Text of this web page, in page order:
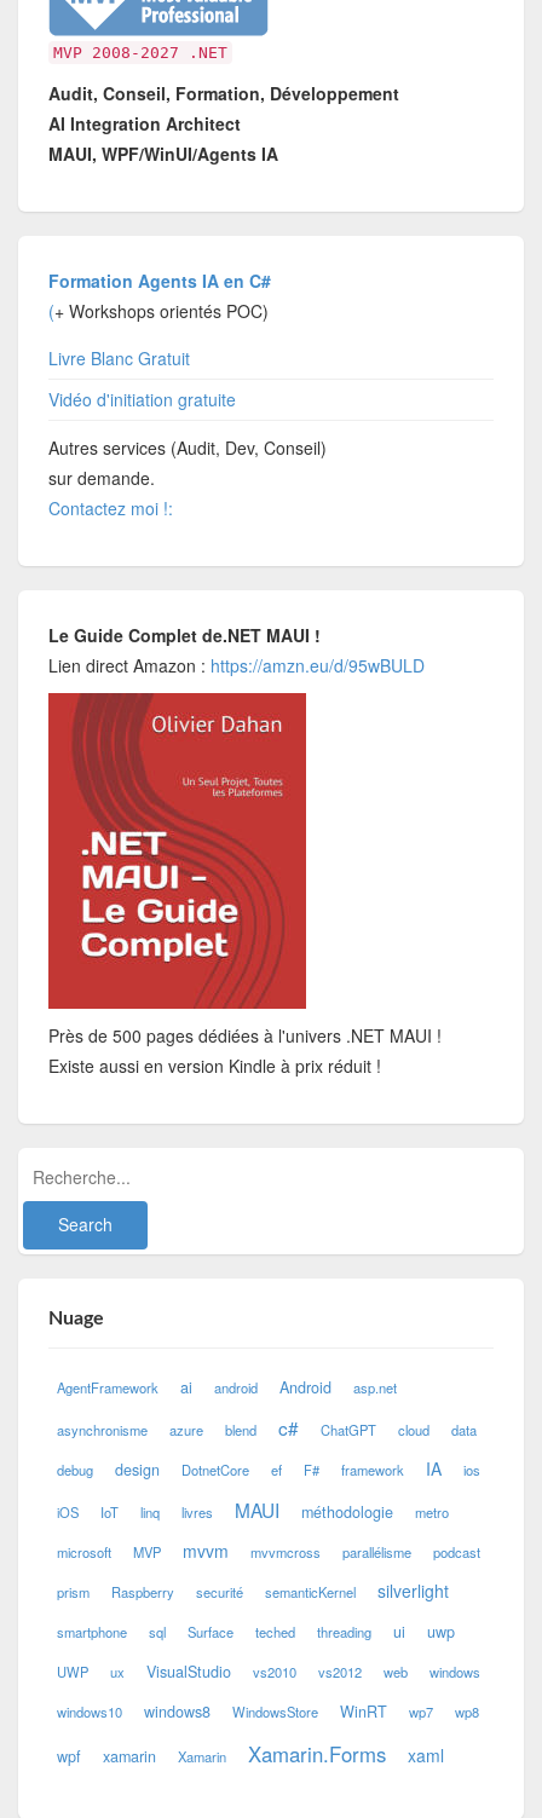
MVP 2008-2027 .NET
Audit, Conseil, Formation, Développement
AI Integration Architect
MAUI, WPF/WinUI/Agents IA
Formation Agents IA en C#
(+ Workshops orientés POC)
Livre Blanc Gratuit
Vidéo d'initiation gratuite
Autres services (Audit, Dev, Conseil)
sur demande.
Contactez moi !:
Le Guide Complet de.NET MAUI !
Lien direct Amazon : https://amzn.eu/d/95wBULD
Près de 500 pages dédiées à l'univers .NET MAUI !
Existe aussi en version Kindle à prix réduit !
Nuage
AgentFramework ai android Android asp.net
asynchronisme azure blend c# ChatGPT cloud data
debug design DotnetCore ef F# framework IA ios
iOS IoT linq livres MAUI méthodologie metro
microsoft MVP mvvm mvvmcross parallélisme podcast
prism Raspberry securité semanticKernel silverlight
smartphone sql Surface teched threading ui uwp
UWP ux VisualStudio vs2010 vs2012 web windows
windows10 windows8 WindowsStore WinRT wp7 wp8
wpf xamarin Xamarin Xamarin.Forms xaml